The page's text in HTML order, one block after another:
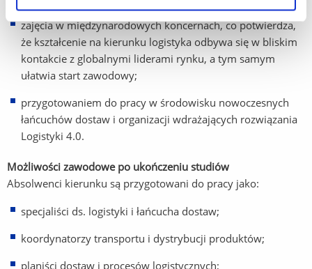
zajęcia w międzynarodowych koncernach, co potwierdza,
że kształcenie na kierunku logistyka odbywa się w bliskim
kontakcie z globalnymi liderami rynku, a tym samym
ułatwia start zawodowy;
przygotowaniem do pracy w środowisku nowoczesnych
łańcuchów dostaw i organizacji wdrażających rozwiązania
Logistyki 4.0.
Możliwości zawodowe po ukończeniu studiów
Absolwenci kierunku są przygotowani do pracy jako:
specjaliści ds. logistyki i łańcucha dostaw;
koordynatorzy transportu i dystrybucji produktów;
planiści dostaw i procesów logistycznych;